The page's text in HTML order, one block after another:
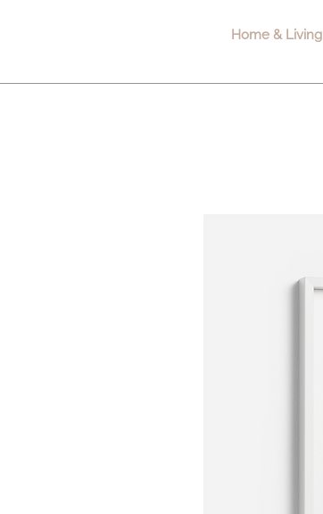
Home & Living